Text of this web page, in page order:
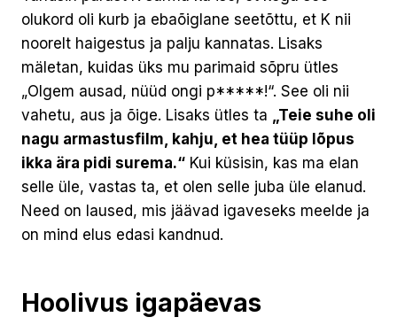
olukord oli kurb ja ebaõiglane seetõttu, et K nii
noorelt haigestus ja palju kannatas. Lisaks
mäletan, kuidas üks mu parimaid sõpru ütles
„Olgem ausad, nüüd ongi p*****!“. See oli nii
vahetu, aus ja õige. Lisaks ütles ta „Teie suhe oli
nagu armastusfilm, kahju, et hea tüüp lõpus
ikka ära pidi surema.“ Kui küsisin, kas ma elan
selle üle, vastas ta, et olen selle juba üle elanud.
Need on laused, mis jäävad igaveseks meelde ja
on mind elus edasi kandnud.
Hoolivus igapäevas